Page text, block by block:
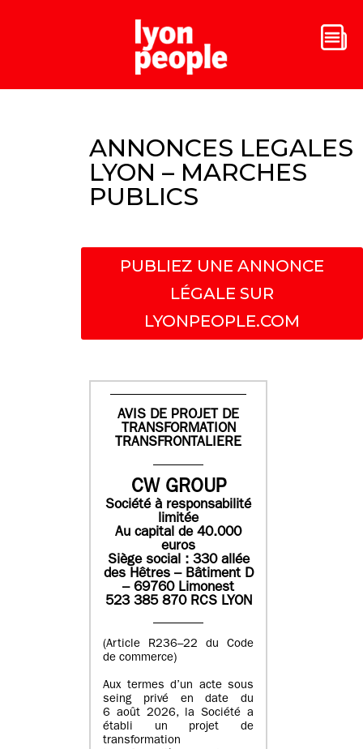
ANNONCES LEGALES
LYON – MARCHES
PUBLICS
PUBLIEZ UNE ANNONCE
LÉGALE SUR
LYONPEOPLE.COM
AVIS DE PROJET DE
TRANSFORMATION
TRANSFRONTALIERE
CW GROUP
Société à responsabilité
limitée
Au capital de 40.000
euros
Siège social : 330 allée
des Hêtres – Bâtiment D
– 69760 Limonest
523 385 870 RCS LYON
(Article R236–22 du Code
de commerce)
Aux termes d’un acte sous
seing privé en date du
6 août 2026, la Société a
établi un projet de
transformation